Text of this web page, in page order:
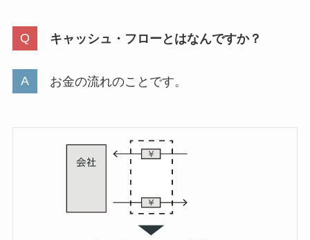
キャッシュ・フローとはなんですか？
お金の流れのことです。